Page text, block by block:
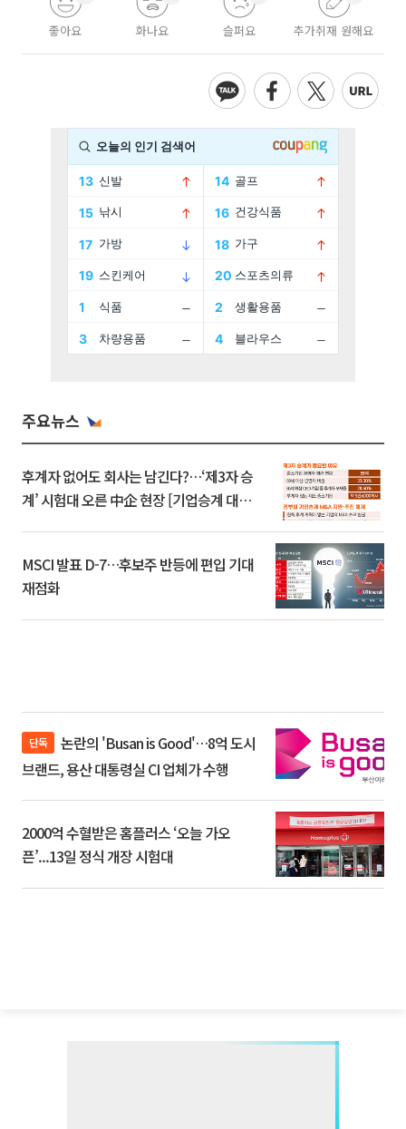
좋아요 화나요 슬퍼요 추가취재 원해요
주요뉴스
후계자 없어도 회사는 남긴다?…‘제3자 승
계’ 시험대 오른 中企 현장 [기업승계 대전
MSCI 발표 D-7…후보주 반등에 편입 기대
재점화
단독
브랜드, 용산 대통령실 CI 업체가 수행
2000억 수혈받은 홈플러스 ‘오늘 가오
픈’...13일 정식 개장 시험대